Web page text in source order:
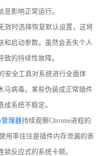
影响正常运行。
效时选择恢复默认设置，这将
和启动参数。虽然会丢失个人
的持续性故障。
安全工具对系统进行全面体
马病毒。某些伪装成正常插件
系统不稳定。
理器持续观察Chrome进程的
用率往往是插件内存泄漏的表
反应式的系统卡顿。